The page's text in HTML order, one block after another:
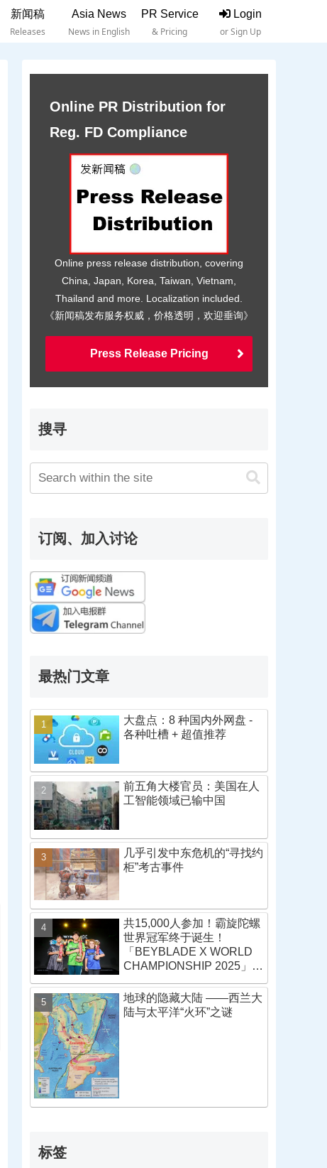
新闻稿
Releases
Asia News
News in English
PR Service
& Pricing
Login
or Sign Up
Online PR Distribution for
Reg. FD Compliance
Online press release distribution, covering
China, Japan, Korea, Taiwan, Vietnam,
Thailand and more. Localization included.
《新闻稿发布服务权威，价格透明，欢迎垂询》
Press Release Pricing
搜寻
订阅、加入讨论
最热门文章
大盘点：8 种国内外网盘 -
各种吐槽 + 超值推荐
前五角大楼官员：美国在人
工智能领域已输中国
几乎引发中东危机的“寻找约
柜”考古事件
共15,000人参加！霸旋陀螺
世界冠军终于诞生！
「BEYBLADE X WORLD
CHAMPIONSHIP 2025」战
地球的隐藏大陆 ——西兰大
陆与太平洋“火环”之谜
标签